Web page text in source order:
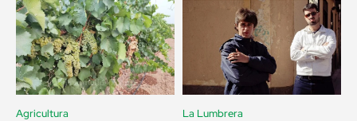
Agricultura La Lumbrera